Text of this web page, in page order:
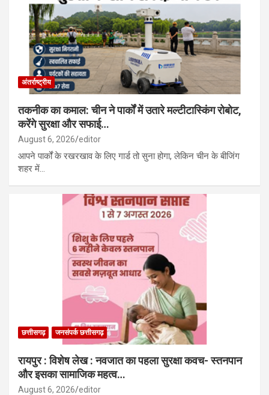
अंतर्राष्ट्रीय
तकनीक का कमाल: चीन ने पार्कों में उतारे मल्टीटास्किंग रोबोट,
करेंगे सुरक्षा और सफाई…
August 6, 2026 editor
आपने पार्कों के रखरखाव के लिए गार्ड तो सुना होगा, लेकिन चीन के बीजिंग
शहर में…
छत्तीसगढ़ जनसंपर्क छत्तीसगढ़
रायपुर : विशेष लेख : नवजात का पहला सुरक्षा कवच- स्तनपान
और इसका सामाजिक महत्व…
August 6, 2026 editor